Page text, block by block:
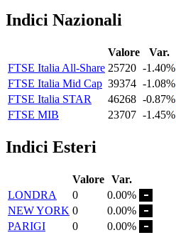
Indici Nazionali
Valore
Var.
FTSE Italia All-Share 25720 -1.40%
FTSE Italia Mid Cap 39374 -1.08%
FTSE Italia STAR
46268 -0.87%
FTSE MIB
23707 -1.45%
Indici Esteri
Valore Var.
LONDRA
0
0.00%
NEW YORK 0
0.00%
PARIGI
0
0.00%